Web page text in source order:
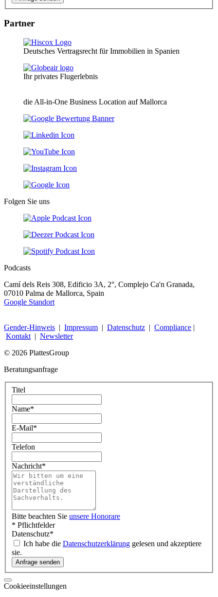
Partner
Deutsches Vertragsrecht für Immobilien in Spanien
Ihr privates Flugerlebnis
die All-in-One Business Location auf Mallorca
Folgen Sie uns
Podcasts
Camí dels Reis 308, Edificio 3A, 2°, Complejo Ca'n Granada,
07010 Palma de Mallorca, Spain
Google Standort
Gender-Hinweis | Impressum | Datenschutz | Compliance |
Kontakt | Newsletter
© 2026 PlattesGroup
Beratungsanfrage
Titel
Name*
E-Mail*
Telefon
Nachricht*
Bitte beachten Sie unsere Honorare
* Pflichtfelder
Datenschutz*
Ich habe die Datenschutzerklärung gelesen und akzeptiere
sie.
Cookieeinstellungen